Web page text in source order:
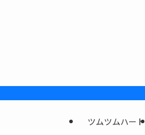
ツムツムハート